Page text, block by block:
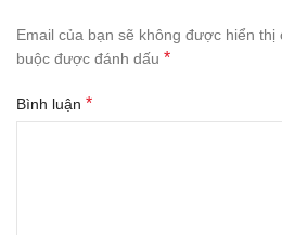
Email của bạn sẽ không được hiển thị
buộc được đánh dấu *
Bình luận *